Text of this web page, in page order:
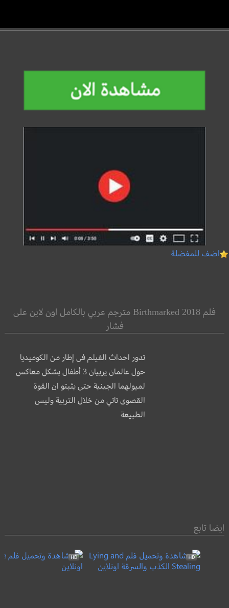
اضف للمفضلة
فلم Birthmarked 2018 مترجم عربي بالكامل اون لاين على
فشار
تدور احداث الفيلم فى إطار من الكوميديا
حول عالمان يربيان 3 أطفال بشكل معاكس
لميولهما الجينية حتى يثبتو ان القوة
القصوى تاتي من خلال التربية وليس
الطبيعة
ايضا تابع